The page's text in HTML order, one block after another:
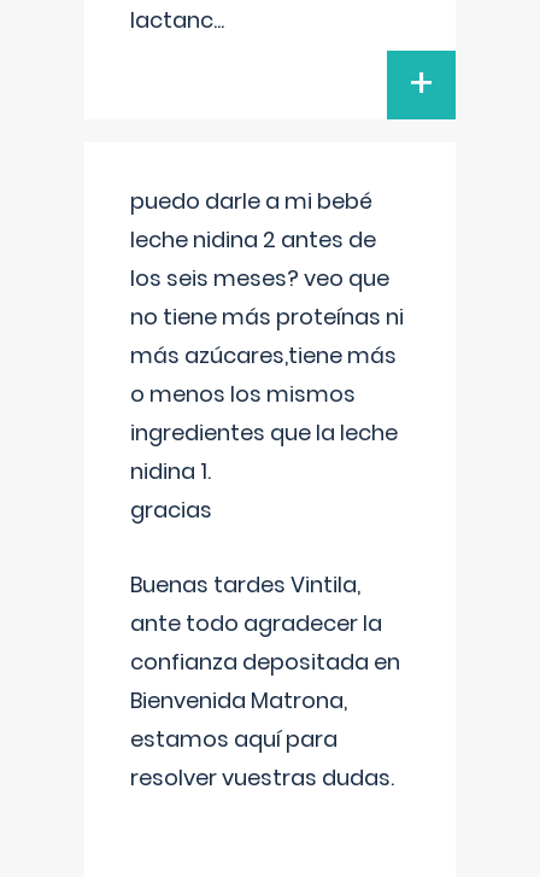
lactanc...
+
puedo darle a mi bebé
leche nidina 2 antes de
los seis meses? veo que
no tiene más proteínas ni
más azúcares,tiene más
o menos los mismos
ingredientes que la leche
nidina 1.
gracias
Buenas tardes Vintila,
ante todo agradecer la
confianza depositada en
Bienvenida Matrona,
estamos aquí para
resolver vuestras dudas.